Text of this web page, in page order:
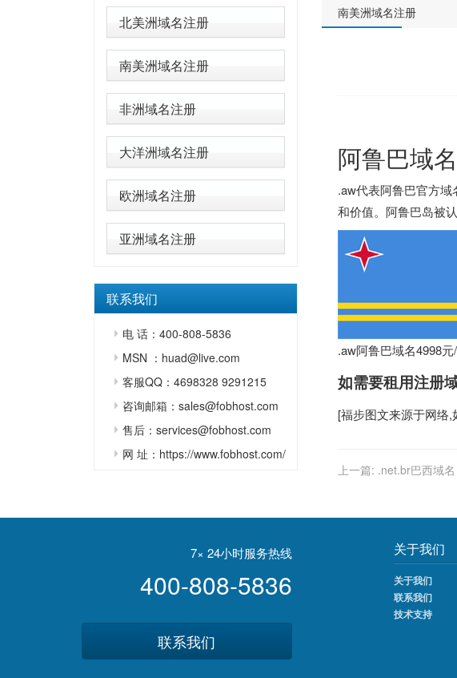
北美洲域名注册
南美洲域名注册
非洲域名注册
大洋洲域名注册
欧洲域名注册
亚洲域名注册
联系我们
电 话：400-808-5836
MSN ：huad@live.com
客服QQ：4698328 9291215
咨询邮箱：sales@fobhost.com
售后：services@fobhost.com
网 址：https://www.fobhost.com/
南美洲域名注册
阿鲁巴域
.aw代表阿鲁巴官方
和价值。阿鲁巴岛被
.aw阿鲁巴域名4998
如需要租用注册
[福步图文来源于网络
上一篇: .net.br巴西域名
7× 24小时服务热线
400-808-5836
联系我们
关于我们
关于我们
联系我们
技术支持